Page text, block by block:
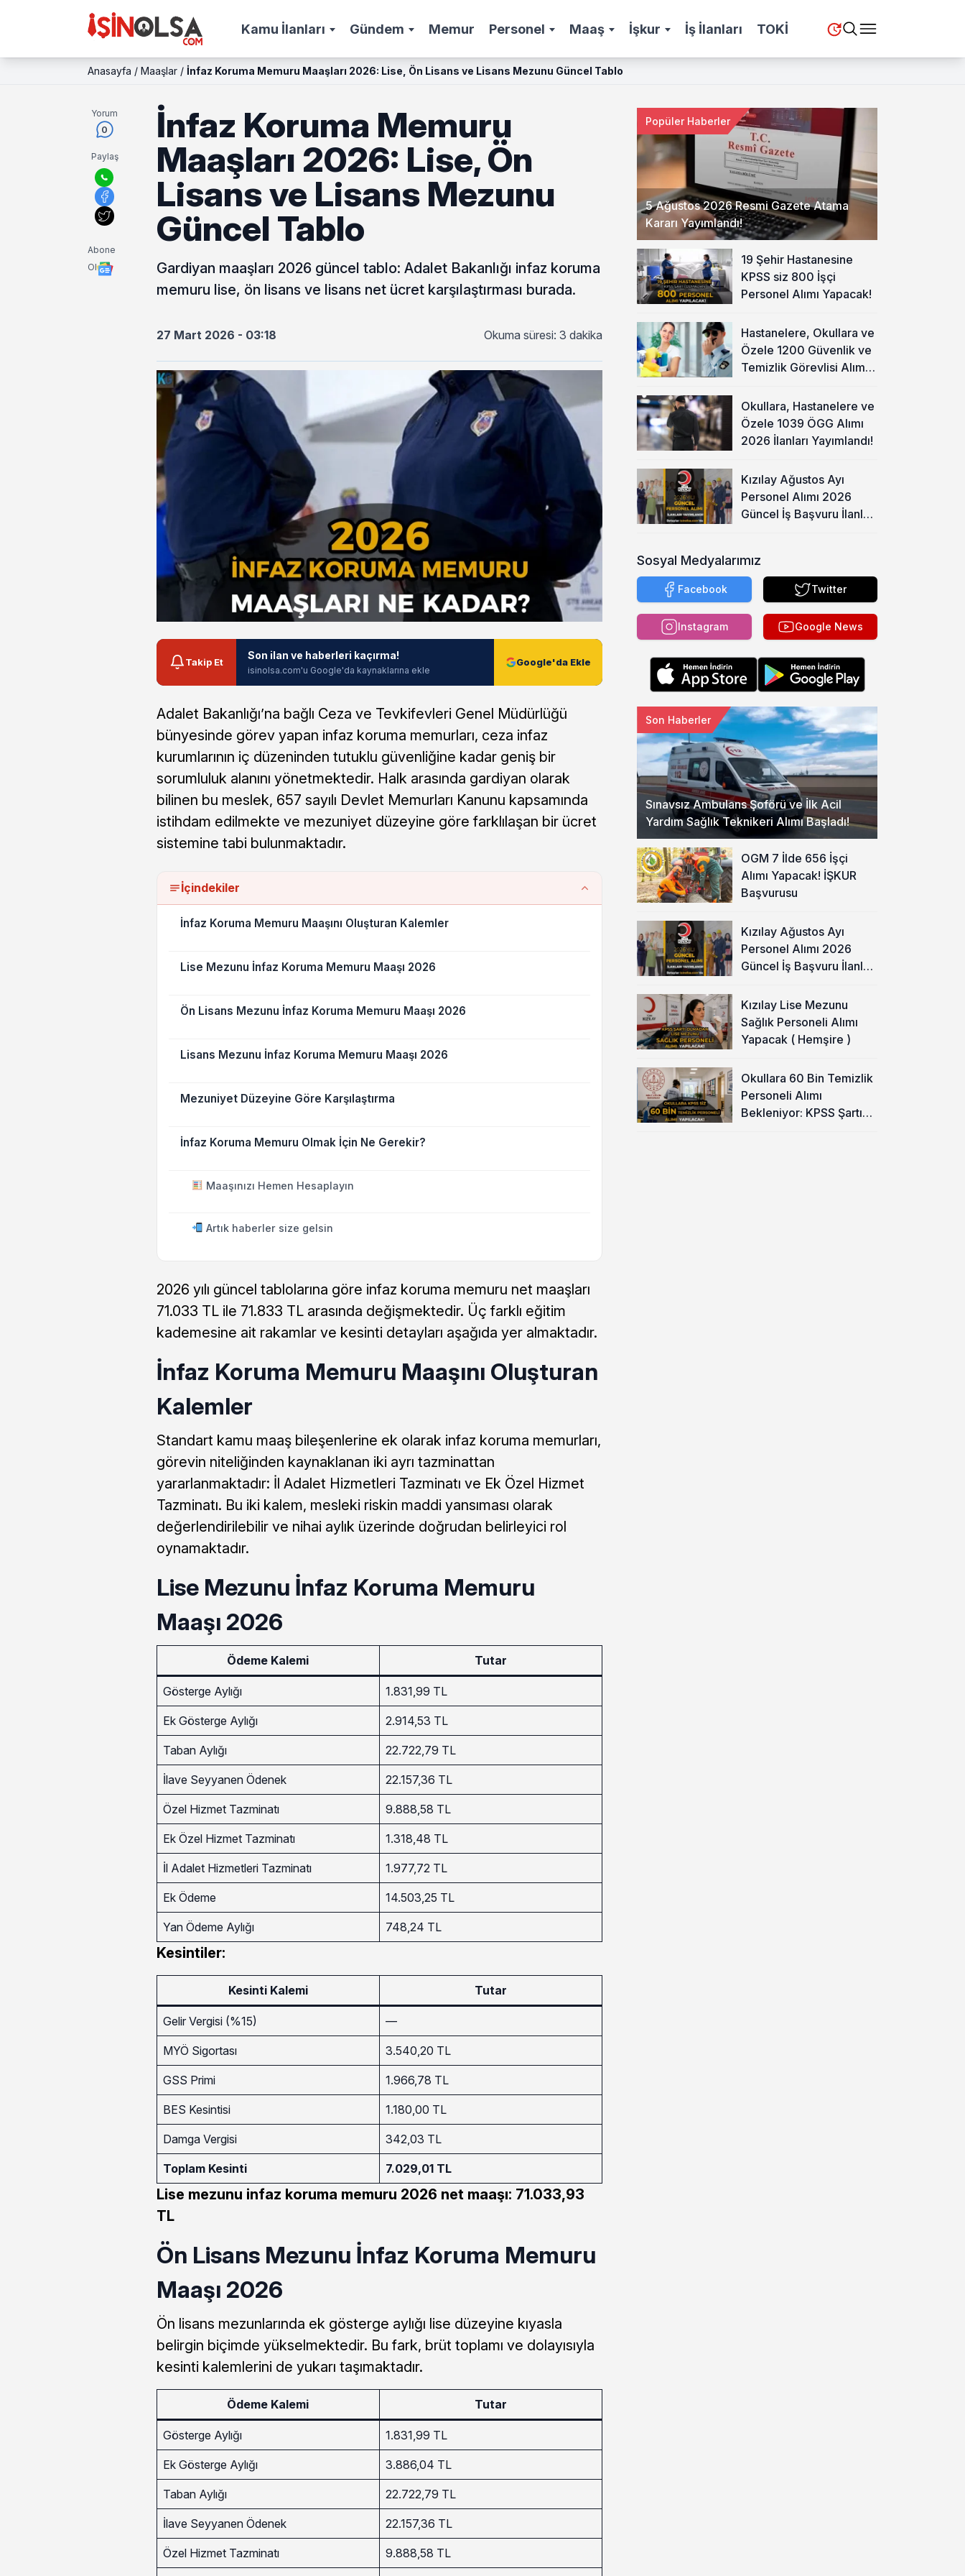
Kamu İlanları Gündem Memur Personel Maaş İşkur İş İlanları TOKİ
Anasayfa / Maaşlar / İnfaz Koruma Memuru Maaşları 2026: Lise, Ön Lisans ve Lisans Mezunu Güncel Tablo
Yorum
0
Paylaş
Abone
Ol
İnfaz Koruma Memuru
Maaşları 2026: Lise, Ön
Lisans ve Lisans Mezunu
Güncel Tablo
Gardiyan maaşları 2026 güncel tablo: Adalet Bakanlığı infaz koruma
memuru lise, ön lisans ve lisans net ücret karşılaştırması burada.
27 Mart 2026 - 03:18 Okuma süresi: 3 dakika
Takip Et
Son ilan ve haberleri kaçırma!
isinolsa.com'u Google'da kaynaklarına ekle
Google'da Ekle
Adalet Bakanlığı’na bağlı Ceza ve Tevkifevleri Genel Müdürlüğü
bünyesinde görev yapan infaz koruma memurları, ceza infaz
kurumlarının iç düzeninden tutuklu güvenliğine kadar geniş bir
sorumluluk alanını yönetmektedir. Halk arasında gardiyan olarak
bilinen bu meslek, 657 sayılı Devlet Memurları Kanunu kapsamında
istihdam edilmekte ve mezuniyet düzeyine göre farklılaşan bir ücret
sistemine tabi bulunmaktadır.
İçindekiler
İnfaz Koruma Memuru Maaşını Oluşturan Kalemler
Lise Mezunu İnfaz Koruma Memuru Maaşı 2026
Ön Lisans Mezunu İnfaz Koruma Memuru Maaşı 2026
Lisans Mezunu İnfaz Koruma Memuru Maaşı 2026
Mezuniyet Düzeyine Göre Karşılaştırma
İnfaz Koruma Memuru Olmak İçin Ne Gerekir?
Maaşınızı Hemen Hesaplayın
Artık haberler size gelsin
2026 yılı güncel tablolarına göre infaz koruma memuru net maaşları
71.033 TL ile 71.833 TL arasında değişmektedir. Üç farklı eğitim
kademesine ait rakamlar ve kesinti detayları aşağıda yer almaktadır.
İnfaz Koruma Memuru Maaşını Oluşturan
Kalemler
Standart kamu maaş bileşenlerine ek olarak infaz koruma memurları,
görevin niteliğinden kaynaklanan iki ayrı tazminattan
yararlanmaktadır: İl Adalet Hizmetleri Tazminatı ve Ek Özel Hizmet
Tazminatı. Bu iki kalem, mesleki riskin maddi yansıması olarak
değerlendirilebilir ve nihai aylık üzerinde doğrudan belirleyici rol
oynamaktadır.
Lise Mezunu İnfaz Koruma Memuru
Maaşı 2026
Ödeme Kalemi Tutar
Gösterge Aylığı 1.831,99 TL
Ek Gösterge Aylığı 2.914,53 TL
Taban Aylığı 22.722,79 TL
İlave Seyyanen Ödenek 22.157,36 TL
Özel Hizmet Tazminatı 9.888,58 TL
Ek Özel Hizmet Tazminatı 1.318,48 TL
İl Adalet Hizmetleri Tazminatı 1.977,72 TL
Ek Ödeme 14.503,25 TL
Yan Ödeme Aylığı 748,24 TL
Kesintiler:
Kesinti Kalemi Tutar
Gelir Vergisi (%15) —
MYÖ Sigortası 3.540,20 TL
GSS Primi 1.966,78 TL
BES Kesintisi 1.180,00 TL
Damga Vergisi 342,03 TL
Toplam Kesinti 7.029,01 TL
Lise mezunu infaz koruma memuru 2026 net maaşı: 71.033,93
TL
Ön Lisans Mezunu İnfaz Koruma Memuru
Maaşı 2026
Ön lisans mezunlarında ek gösterge aylığı lise düzeyine kıyasla
belirgin biçimde yükselmektedir. Bu fark, brüt toplamı ve dolayısıyla
kesinti kalemlerini de yukarı taşımaktadır.
Ödeme Kalemi Tutar
Gösterge Aylığı 1.831,99 TL
Ek Gösterge Aylığı 3.886,04 TL
Taban Aylığı 22.722,79 TL
İlave Seyyanen Ödenek 22.157,36 TL
Özel Hizmet Tazminatı 9.888,58 TL
5 Ağustos 2026 Resmi Gazete Atama
Kararı Yayımlandı!
Popüler Haberler
19 Şehir Hastanesine
KPSS siz 800 İşçi
Personel Alımı Yapacak!
Hastanelere, Okullara ve
Özele 1200 Güvenlik ve
Temizlik Görevlisi Alımı
Okullara, Hastanelere ve
Özele 1039 ÖGG Alımı
2026 İlanları Yayımlandı!
Kızılay Ağustos Ayı
Personel Alımı 2026
Güncel İş Başvuru İlanları
Sosyal Medyalarımız
Facebook Twitter
Instagram Google News
Sınavsız Ambulans Şoförü ve İlk Acil
Yardım Sağlık Teknikeri Alımı Başladı!
Son Haberler
OGM 7 İlde 656 İşçi
Alımı Yapacak! İŞKUR
Başvurusu
Kızılay Ağustos Ayı
Personel Alımı 2026
Güncel İş Başvuru İlanları
Kızılay Lise Mezunu
Sağlık Personeli Alımı
Yapacak ( Hemşire )
Okullara 60 Bin Temizlik
Personeli Alımı
Bekleniyor: KPSS Şartı